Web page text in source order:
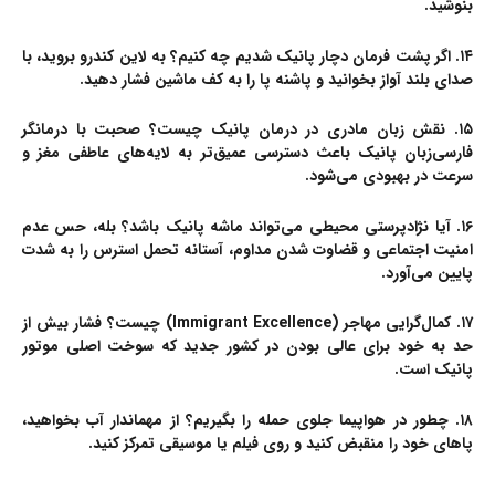
بنوشید.
۱۴. اگر پشت فرمان دچار پانیک شدیم چه کنیم؟
به لاین کندرو بروید، با
صدای بلند آواز بخوانید و پاشنه پا را به کف ماشین فشار دهید.
۱۵. نقش زبان مادری در درمان پانیک چیست؟
صحبت با درمانگر
فارسی‌زبان پانیک باعث دسترسی عمیق‌تر به لایه‌های عاطفی مغز و
سرعت در بهبودی می‌شود.
۱۶. آیا نژادپرستی محیطی می‌تواند ماشه پانیک باشد؟
بله، حس عدم
امنیت اجتماعی و قضاوت شدن مداوم، آستانه تحمل استرس را به شدت
پایین می‌آورد.
۱۷. کمال‌گرایی مهاجر (Immigrant Excellence) چیست؟
فشار بیش از
حد به خود برای عالی بودن در کشور جدید که سوخت اصلی موتور
پانیک است.
۱۸. چطور در هواپیما جلوی حمله را بگیریم؟
از مهماندار آب بخواهید،
پاهای خود را منقبض کنید و روی فیلم یا موسیقی تمرکز کنید.